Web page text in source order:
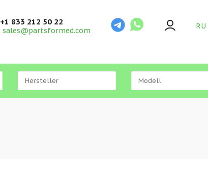
RU
+1 833 212 50 22
sales@partsformed.com